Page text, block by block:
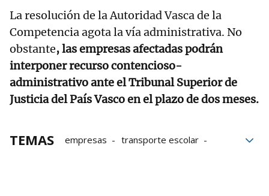
La resolución de la Autoridad Vasca de la
Competencia agota la vía administrativa. No
obstante, las empresas afectadas podrán
interponer recurso contencioso-
administrativo ante el Tribunal Superior de
Justicia del País Vasco en el plazo de dos meses.
TEMAS empresas
transporte escolar